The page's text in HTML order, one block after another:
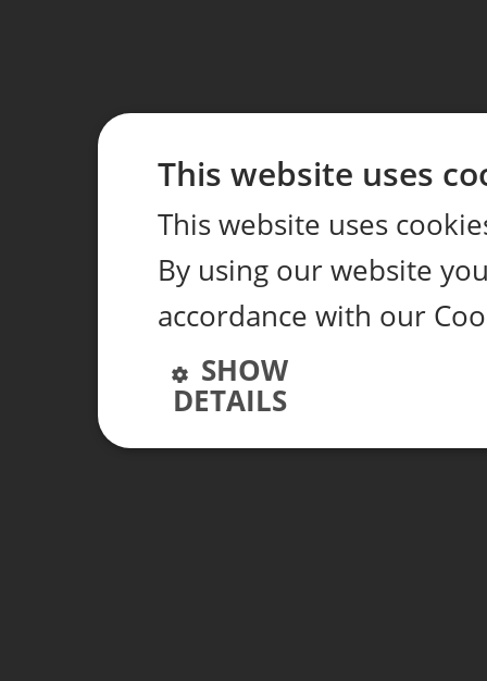
This website uses
This website uses
By using our website
accordance with our
SHOW
DETAILS